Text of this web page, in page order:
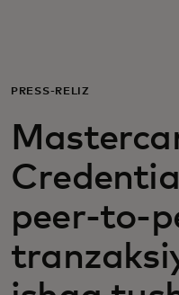
Biznes uchun
Butun dunyo
Innovatorlar
Yangiliklar va
PRESS-RELIZ
peer-to-